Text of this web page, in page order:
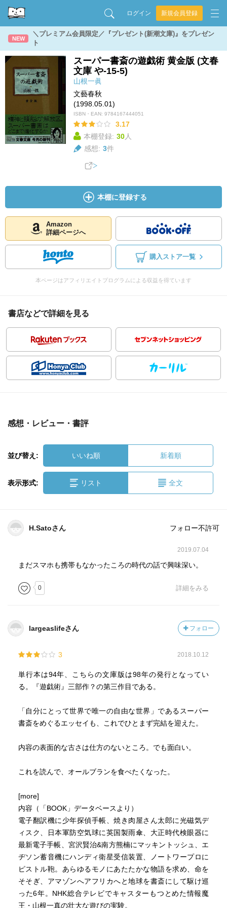
ログイン 新規会員登録
NEW
＼プレミアム会員限定／『プレゼント(新潮文庫)』をプレゼン
ト
スーパー書斎の遊戯術 黄金版 (文春
文庫 や-15-5)
山根一眞
文藝春秋
(1998.05.01)
ISBN・EAN: 9784167444051
3.17
本棚登録: 30人
感想: 3件
本棚に登録する
Amazon
詳細ページへ
購入ストア一覧
本ページはアフィリエイトプログラムによる収益を得ています
書店などで詳細を見る
感想・レビュー・書評
並び替え: いいね順 新着順
表示形式: リスト 全文
H.Satoさん フォロー不許可
2019.07.04
まだスマホも携帯もなかったころの時代の話で興味深い。
0 詳細をみる
largeaslifeさん フォロー
3 2018.10.12
単行本は94年、こちらの文庫版は98年の発行となってい
る。『遊戯術』三部作？の第三作目である。
「自分にとって世界で唯一の自由な世界」であるスーパー
書斎をめぐるエッセイも、これでひとまず完結を迎えた。
内容の表面的な古さは仕方のないところ。でも面白い。
これを読んで、オールブランを食べたくなった。
[more]
内容（「BOOK」データベースより）
電子翻訳機に少年探偵手帳、焼き肉屋さん太郎に光磁気デ
ィスク、日本軍防空気球に英国製雨傘、大正時代検眼器に
最新電子手帳、宮沢賢治&南方熊楠にマッキントッシュ、エ
ヂソン蓄音機にハンディ衛星受信装置、ノートワープロに
ピストル鞄。あらゆるモノにあたたかな物語を求め、命を
そそぎ、アマゾンへアフリカへと地球を書斎にして駆け巡
った6年。NHK総合テレビでキャスターもつとめた情報魔
王・山根一真の壮大な遊びの実験。